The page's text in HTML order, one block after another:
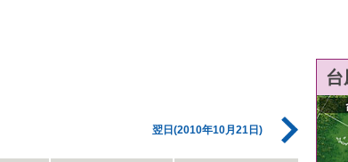
翌日(2010年10月21日)